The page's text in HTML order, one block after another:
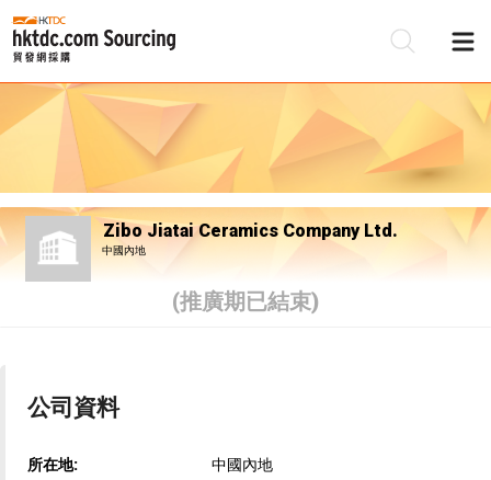
Zibo Jiatai Ceramics Company Ltd.
中國內地
(推廣期已結束)
公司資料
所在地: 中國內地